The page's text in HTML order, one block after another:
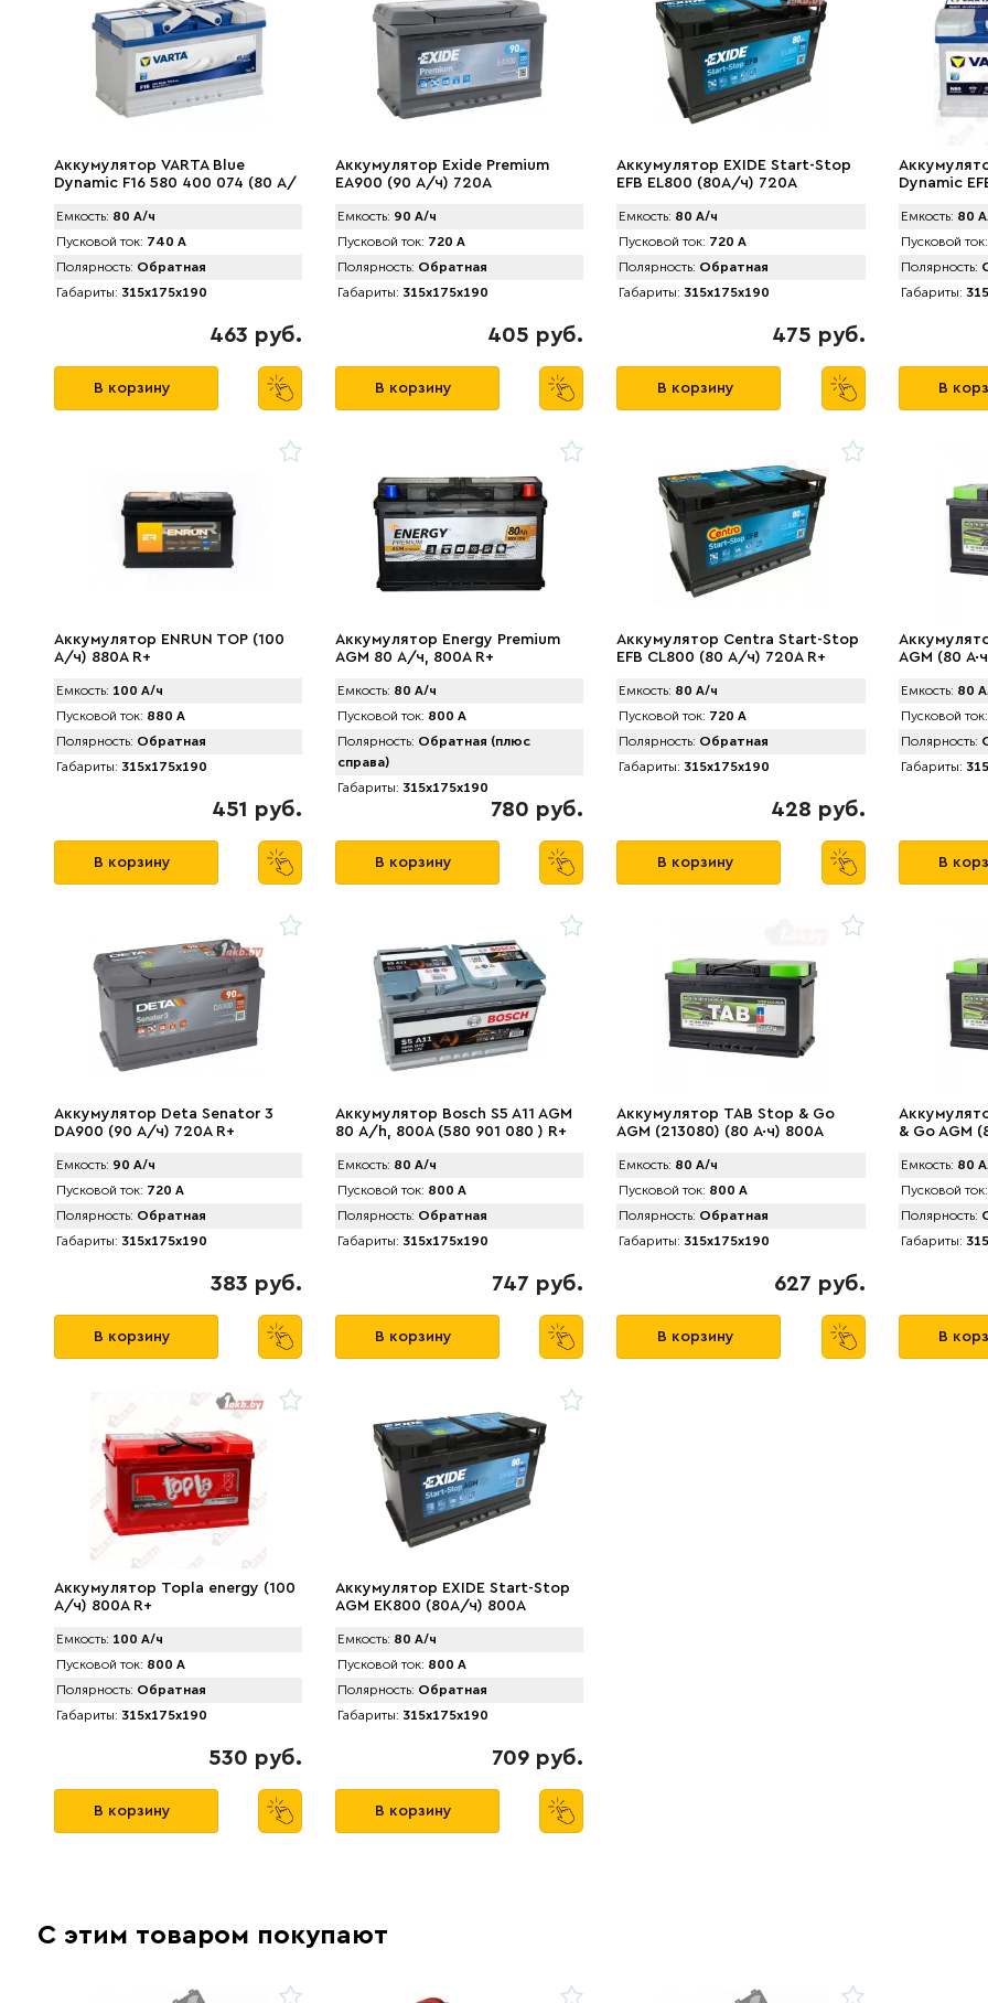
Аккумулятор VARTA Blue
Dynamic F16 580 400 074 (80 А/
Емкость: 80 А/ч
Пусковой ток: 740 А
Полярность: Обратная
Габариты: 315x175x190
463 руб.
В корзину
Аккумулятор Exide Premium
EA900 (90 А/ч) 720A
Емкость: 90 А/ч
Пусковой ток: 720 А
Полярность: Обратная
Габариты: 315x175x190
405 руб.
В корзину
Аккумулятор EXIDE Start-Stop
EFB EL800 (80А/ч) 720A
Емкость: 80 А/ч
Пусковой ток: 720 А
Полярность: Обратная
Габариты: 315x175x190
475 руб.
В корзину
Dynamic
Емкость: 80
Пусковой ток:
Полярность:
Габариты:
В
Аккумулятор ENRUN TOP (100
А/ч) 880A R+
Емкость: 100 А/ч
Пусковой ток: 880 А
Полярность: Обратная
Габариты: 315x175x190
451 руб.
В корзину
Аккумулятор Energy Premium
AGM 80 А/ч, 800A R+
Емкость: 80 А/ч
Пусковой ток: 800 А
Полярность: Обратная (плюс
справа)
Габариты: 315x175x190
780 руб.
В корзину
Аккумулятор Centra Start-Stop
EFB CL800 (80 А/ч) 720A R+
Емкость: 80 А/ч
Пусковой ток: 720 А
Полярность: Обратная
Габариты: 315x175x190
428 руб.
В корзину
AGM (80
Емкость: 80
Пусковой ток:
Полярность:
Габариты:
В
Аккумулятор Deta Senator 3
DA900 (90 А/ч) 720A R+
Емкость: 90 А/ч
Пусковой ток: 720 А
Полярность: Обратная
Габариты: 315x175x190
383 руб.
В корзину
Аккумулятор Bosch S5 A11 AGM
80 А/h, 800А (580 901 080 ) R+
Емкость: 80 А/ч
Пусковой ток: 800 А
Полярность: Обратная
Габариты: 315x175x190
747 руб.
В корзину
Аккумулятор TAB Stop & Go
AGM (213080) (80 А·ч) 800A
Емкость: 80 А/ч
Пусковой ток: 800 А
Полярность: Обратная
Габариты: 315x175x190
627 руб.
В корзину
& Go AGM
Емкость: 80
Пусковой ток:
Полярность:
Габариты:
В
Аккумулятор Topla energy (100
А/ч) 800А R+
Емкость: 100 А/ч
Пусковой ток: 800 А
Полярность: Обратная
Габариты: 315x175x190
530 руб.
В корзину
Аккумулятор EXIDE Start-Stop
AGM EK800 (80А/ч) 800A
Емкость: 80 А/ч
Пусковой ток: 800 А
Полярность: Обратная
Габариты: 315x175x190
709 руб.
В корзину
С этим товаром покупают